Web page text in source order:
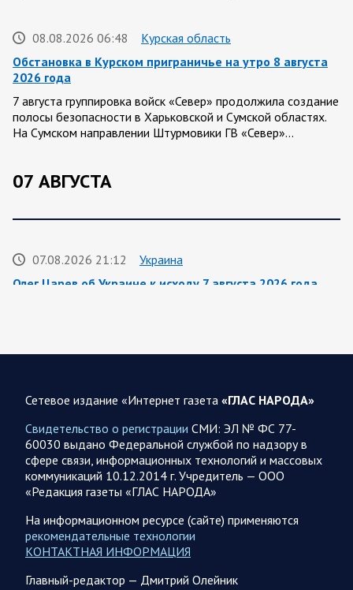
08.08.2026 06:48
Курская область
Обстановка в Курском приграничье на утро 8 августа
2026 года
7 августа группировка войск «Север» продолжила создание
полосы безопасности в Харьковской и Сумской областях.
На Сумском направлении Штурмовики ГВ «Север»…
07 АВГУСТА
07.08.2026 21:12
Украина
Олег Царев об Украине к исходу 7 августа 2026 года
Фронтовая сводка Олега Царева на вечер 7 августа
На Херсонском фронте наши дронщики бьют по
автомобилям, системам связи и РЭБ в Херсоне и сёлах
правобережья. Враг обстрелял за…
07.08.2026 17:24
Саратовская область
Максим Леонов рассказал о тушении пожара на
территории полигона АО «Ситиматик»
Глава Энгельсского района Максим Леонов сообщает: «На
Сетевое издание «Интернет газета «ГЛАС НАРОДА»
Свидетельство о регистрации СМИ: ЭЛ № ФС 77-
60030 выдано Федеральной службой по надзору в
сфере связи, информационных технологий и массовых
коммуникаций 10.12.2014 г. Учредитель — ООО
«Редакция газеты «ГЛАС НАРОДА»
На информационном ресурсе (сайте) применяются
рекомендательные технологии
КОНТАКТНАЯ ИНФОРМАЦИЯ
Главный-редактор — Дмитрий Олейник